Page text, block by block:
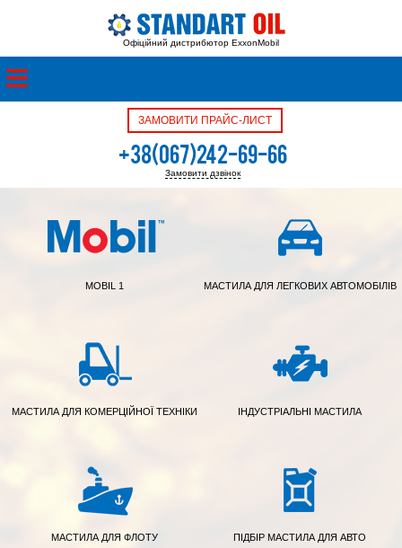
Офіційний дистрибютор ExxonMobil
ЗАМОВИТИ ПРАЙС-ЛИСТ
+38(067)242-69-66
+38(050)342-39-05
Замовити дзвінок
MOBIL 1 МАСТИЛА ДЛЯ ЛЕГКОВИХ АВТОМОБІЛІВ
МАСТИЛА ДЛЯ КОМЕРЦІЙНОЇ ТЕХНІКИ ІНДУСТРІАЛЬНІ МАСТИЛА
МАСТИЛА ДЛЯ ФЛОТУ ПІДБІР МАСТИЛА ДЛЯ АВТО